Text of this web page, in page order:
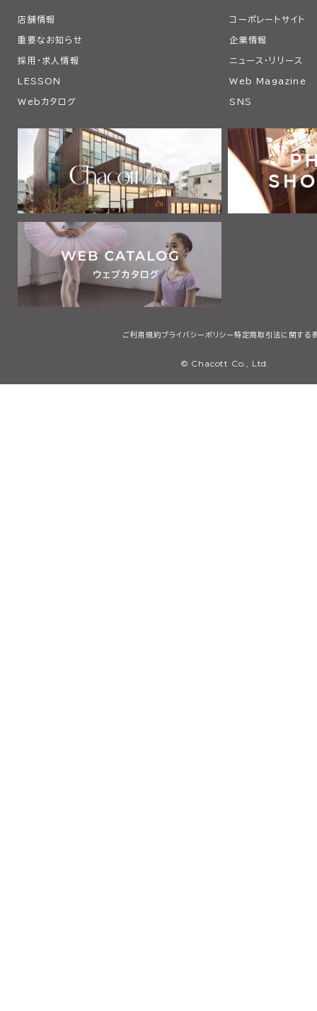
店舗情報 コーポレートサイト
重要なお知らせ 企業情報
採用・求人情報 ニュース・リリース
LESSON Web Magazine
Webカタログ SNS
ご利用規約プライバシーポリシー 特定商取引法に関する
© Chacott Co., Ltd.